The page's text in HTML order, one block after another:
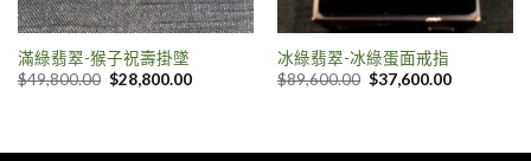
滿綠翡翠-猴子祝壽掛墜
$49,800.00 $28,800.00
冰綠翡翠-冰綠蛋面戒指
$89,600.00 $37,600.00